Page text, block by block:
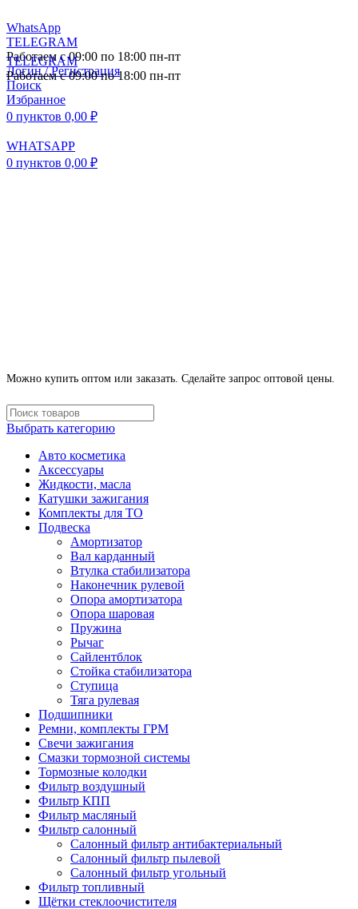
WhatsApp
TELEGRAM
Работаем с 09:00 по 18:00 пн-пт
Логин / Регистрация
Поиск
Избранное
0 пунктов 0,00 ₽
WHATSAPP
0 пунктов 0,00 ₽
TELEGRAM
Работаем с 09:00 по 18:00 пн-пт
Можно купить оптом или заказать. Сделайте запрос оптовой цены.
Выбрать категорию
Авто косметика
Аксессуары
Жидкости, масла
Катушки зажигания
Комплекты для ТО
Подвеска
Амортизатор
Вал карданный
Втулка стабилизатора
Наконечник рулевой
Опора амортизатора
Опора шаровая
Пружина
Рычаг
Сайлентблок
Стойка стабилизатора
Ступица
Тяга рулевая
Подшипники
Ремни, комплекты ГРМ
Свечи зажигания
Смазки тормозной системы
Тормозные колодки
Фильтр воздушный
Фильтр КПП
Фильтр масляный
Фильтр салонный
Салонный фильтр антибактериальный
Салонный фильтр пылевой
Салонный фильтр угольный
Фильтр топливный
Щётки стеклоочистителя